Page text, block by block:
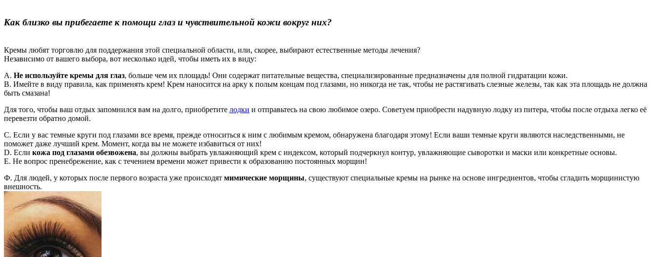
Как близко вы прибегаете к помощи глаз и чувствительной кожи вокруг них?
Кремы любят торговлю для поддержания этой специальной области, или, скорее, выбирают естественные методы лечения?
Независимо от вашего выбора, вот несколько идей, чтобы иметь их в виду:
A. Не используйте кремы для глаз, больше чем их площадь! Они содержат питательные вещества, специализированные предназначены для полной гидратации кожи.
B. Имейте в виду правила, как применять крем! Крем наносится на арку к полым концам под глазами, но никогда не так, чтобы не растягивать слезные железы, так как эта площадь не должна
быть смазана!
Для того, чтобы ваш отдых запомнился вам на долго, приобретите лодки и отправьтесь на свою любимое озеро. Советуем приобрести надувную лодку из питера, чтобы после отдыха легко её
перевезти обратно домой.
C. Если у вас темные круги под глазами все время, прежде относиться к ним с любимым кремом, обнаружена благодаря этому! Если ваши темные круги являются наследственными, не
поможет даже лучший крем. Момент, когда вы не можете избавиться от них!
D. Если кожа под глазами обезвожена, вы должны выбрать увлажняющий крем с индексом, который подчеркнул контур, увлажняющие сыворотки и маски или конкретные основы.
Е. Не вопрос пренебрежение, как с течением времени может привести к образованию постоянных морщин!
Ф. Для людей, у которых после первого возраста уже происходят мимические морщины, существуют специальные кремы на рынке на основе ингредиентов, чтобы сгладить морщинистую
внешность.